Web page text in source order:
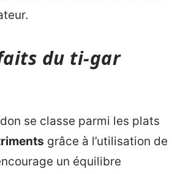
du ti-gar
se classe parmi les plats
grâce à l’utilisation de
un équilibre